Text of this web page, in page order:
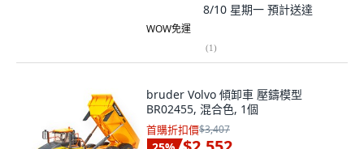
8/10 星期一 預計送達
WOW免運
(1)
bruder Volvo 傾卸車 壓鑄模型
BR02455, 混合色, 1個
首購折扣價$3,407